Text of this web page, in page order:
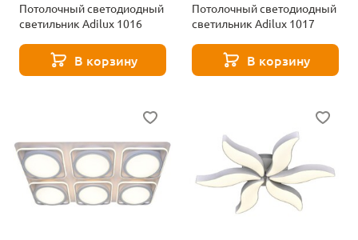
Потолочный светодиодный
светильник Adilux 1016
В корзину
Потолочный светодиодный
светильник Adilux 1017
В корзину